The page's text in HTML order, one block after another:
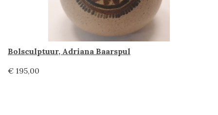
Bolsculptuur, Adriana Baarspul
€ 195,00